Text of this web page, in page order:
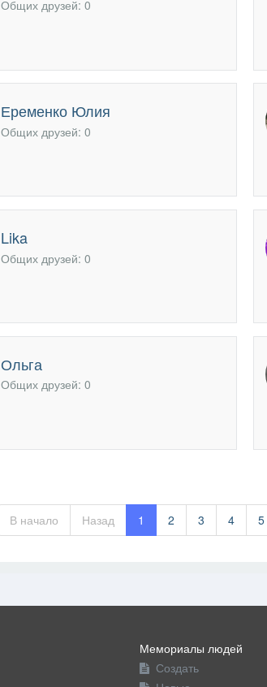
Общих друзей: 0
Еременко Юлия
Общих друзей: 0
Lika
Общих друзей: 0
Ольга
Общих друзей: 0
В начало Назад 1 2 3 4 5
Мемориалы людей
Создать